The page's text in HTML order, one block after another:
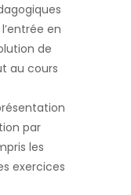
en
de
au cours
par
les
exercices